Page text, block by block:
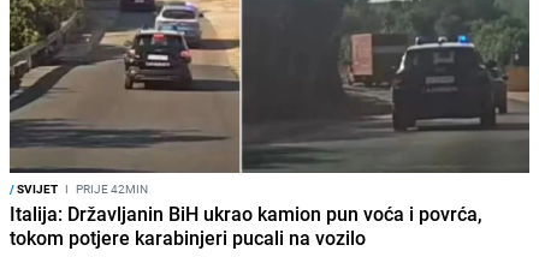
/SVIJET I PRIJE 42MIN
Italija: Državljanin BiH ukrao kamion pun voća i povrća,
tokom potjere karabinjeri pucali na vozilo